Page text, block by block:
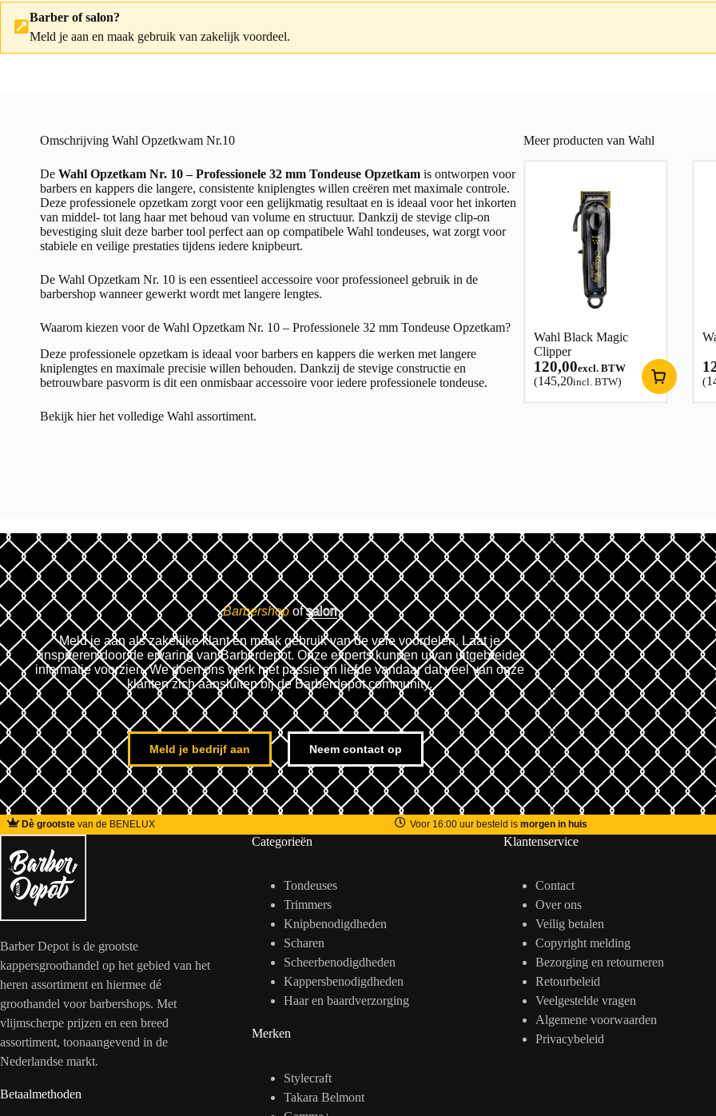
Barber of salon?
Meld je aan en maak gebruik van zakelijk voordeel.
Omschrijving Wahl Opzetkwam Nr.10
De Wahl Opzetkam Nr. 10 – Professionele 32 mm Tondeuse Opzetkam is ontworpen voor
barbers en kappers die langere, consistente kniplengtes willen creëren met maximale controle.
Deze professionele opzetkam zorgt voor een gelijkmatig resultaat en is ideaal voor het inkorten
van middel- tot lang haar met behoud van volume en structuur. Dankzij de stevige clip-on
bevestiging sluit deze barber tool perfect aan op compatibele Wahl tondeuses, wat zorgt voor
stabiele en veilige prestaties tijdens iedere knipbeurt.
De Wahl Opzetkam Nr. 10 is een essentieel accessoire voor professioneel gebruik in de
barbershop wanneer gewerkt wordt met langere lengtes.
Waarom kiezen voor de Wahl Opzetkam Nr. 10 – Professionele 32 mm Tondeuse Opzetkam?
Deze professionele opzetkam is ideaal voor barbers en kappers die werken met langere
kniplengtes en maximale precisie willen behouden. Dankzij de stevige constructie en
betrouwbare pasvorm is dit een onmisbaar accessoire voor iedere professionele tondeuse.
Bekijk hier het volledige Wahl assortiment.
Meer producten van Wahl
Wahl Black Magic
Clipper
120,00excl. BTW
(145,20incl. BTW)
(
Barbershop of salon
Meld je aan als zakelijke klant en maak gebruik van de vele voordelen. Laat je
inspireren door de ervaring van Barberdepot. Onze experts kunnen u van uitgebreide
informatie voorzien. We doen ons werk met passie en liefde vandaar dat veel van onze
klanten zich aansluiten bij de Barberdepot community.
Meld je bedrijf aan Neem contact op
Dè grootste van de BENELUX Voor 16:00 uur besteld ismorgen in huis
Barber Depot is de grootste
kappersgroothandel op het gebied van het
heren assortiment en hiermee dé
groothandel voor barbershops. Met
vlijmscherpe prijzen en een breed
assortiment, toonaangevend in de
Nederlandse markt.
Betaalmethoden
Categorieën
Tondeuses
Trimmers
Knipbenodigdheden
Scharen
Scheerbenodigdheden
Kappersbenodigdheden
Haar en baardverzorging
Merken
Stylecraft
Takara Belmont
Klantenservice
Contact
Over ons
Veilig betalen
Copyright melding
Bezorging en retourneren
Retourbeleid
Veelgestelde vragen
Algemene voorwaarden
Privacybeleid